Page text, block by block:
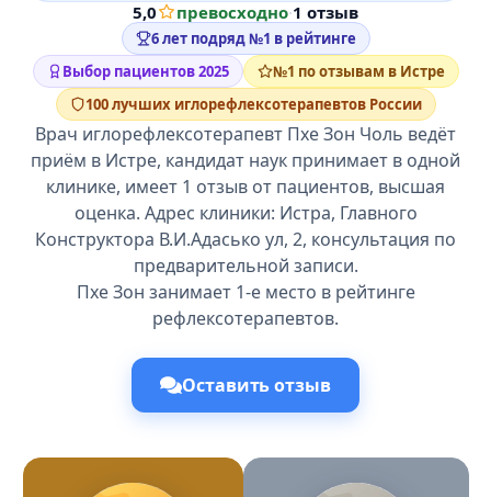
5,0 превосходно·1 отзыв
6 лет подряд №1 в рейтинге
Выбор пациентов 2025
№1 по отзывам в Истре
100 лучших иглорефлексотерапевтов России
Врач иглорефлексотерапевт Пхе Зон Чоль ведёт
приём в Истре, кандидат наук принимает в одной
клинике, имеет 1 отзыв от пациентов, высшая
оценка. Адрес клиники: Истра, Главного
Конструктора В.И.Адасько ул, 2, консультация по
предварительной записи.
Пхе Зон занимает 1-е место в рейтинге
рефлексотерапевтов.
Оставить отзыв